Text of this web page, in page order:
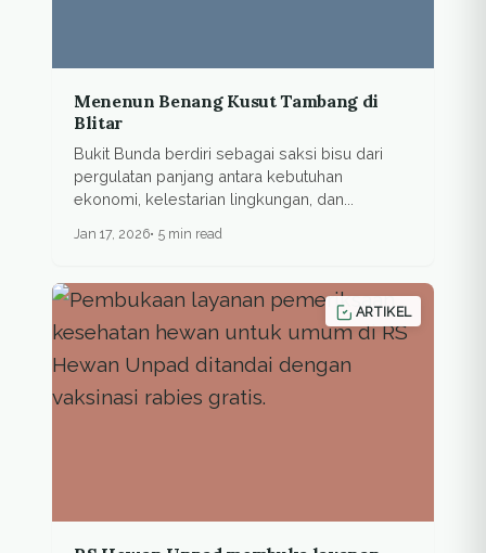
Menenun Benang Kusut Tambang di
Blitar
Bukit Bunda berdiri sebagai saksi bisu dari
pergulatan panjang antara kebutuhan
ekonomi, kelestarian lingkungan, dan...
Jan 17, 2026 5 min read
ARTIKEL